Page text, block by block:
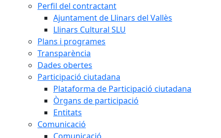
Perfil del contractant
Ajuntament de Llinars del Vallès
Llinars Cultural SLU
Plans i programes
Transparència
Dades obertes
Participació ciutadana
Plataforma de Participació ciutadana
Òrgans de participació
Entitats
Comunicació